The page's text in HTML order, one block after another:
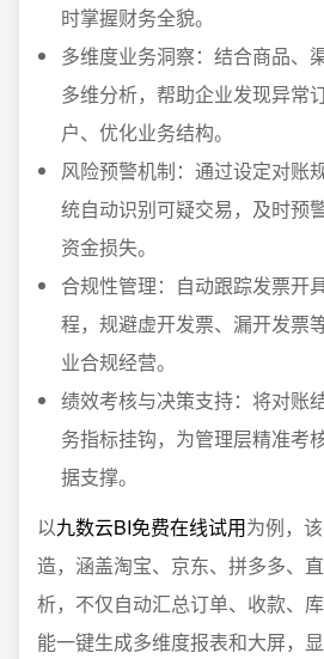
时掌握财务全貌。
多维度业务洞察：结合商品、
多维分析，帮助企业发现异常
户、优化业务结构。
风险预警机制：通过设定对账
统自动识别可疑交易，及时预
资金损失。
合规性管理：自动跟踪发票开
程，规避虚开发票、漏开发票
业合规经营。
绩效考核与决策支持：将对账
务指标挂钩，为管理层精准考
据支撑。
以九数云BI免费在线试用为例，
造，涵盖淘宝、京东、拼多多、
析，不仅自动汇总订单、收款、
能一键生成多维度报表和大屏，